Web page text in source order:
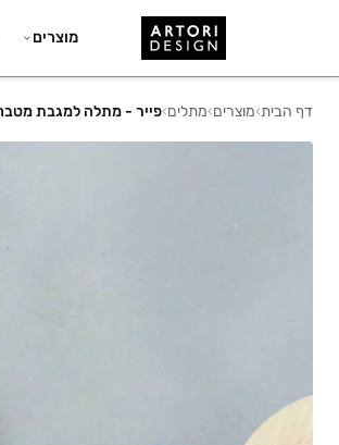
מוצרים
דף הבית›מוצרים›מתלים›פייר - מתלה למגבת מטבח